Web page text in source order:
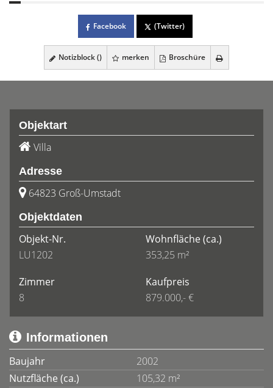
Facebook (Twitter)
Notizblock () merken Broschüre
Objektart
Villa
Adresse
64823 Groß-Umstadt
Objektdaten
Objekt-Nr.
LU1202
Wohnfläche(ca.)
353,25 m²
Zimmer
8
Kaufpreis
879.000,- €
Informationen
Baujahr
2002
Nutzfläche (ca.)
105,32 m²